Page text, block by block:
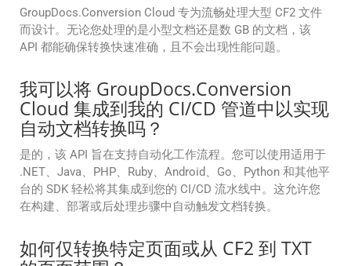
GroupDocs.Conversion Cloud 专为流畅处理大型 CF2 文件
而设计。无论您处理的是小型文档还是数 GB 的文档，该
API 都能确保转换快速准确，且不会出现性能问题。
我可以将 GroupDocs.Conversion
Cloud 集成到我的 CI/CD 管道中以实现
自动文档转换吗？
是的，该 API 旨在支持自动化工作流程。您可以使用适用于
.NET、Java、PHP、Ruby、Android、Go、Python 和其他平
台的 SDK 轻松将其集成到您的 CI/CD 流水线中。这允许您
在构建、部署或后处理步骤中自动触发文档转换。
如何仅转换特定页面或从 CF2 到 TXT